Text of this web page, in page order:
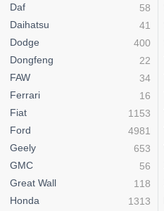
Daf
58
Daihatsu
41
Dodge
400
Dongfeng
22
FAW
34
Ferrari
16
Fiat
1153
Ford
4981
Geely
653
GMC
56
Great Wall
118
Honda
1313